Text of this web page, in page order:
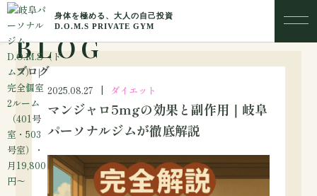
BLOG
ブログ
2025.08.27 ダイエット
マンジャロ5mgの効果と副作用｜岐阜
パーソナルジムが徹底解説